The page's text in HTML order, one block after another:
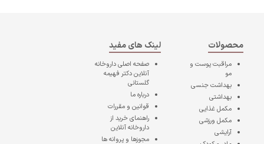
محصولات
مراقبت پوست و
مو
بهداشت جنسی
بهداشتی
مکمل غذایی
مکمل ورزشی
آرایشی
لینک های مفید
صفحه اصلیداروخانه
آنلاین دکتر فهیمه
گلستانی
درباره ما
قوانین و مقررات
راهنمای خرید از
داروخانه آنلاین
مجوزها و پروانه ها